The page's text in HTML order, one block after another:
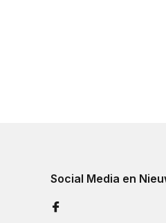
Social Media en